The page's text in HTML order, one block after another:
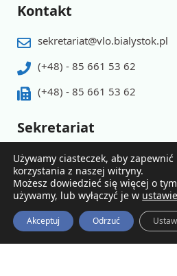
Kontakt
sekretariat@vlo.bialystok.pl
(+48) - 85 661 53 62
(+48) - 85 661 53 62
Sekretariat
Godziny pracy pn-pt 8.00 -
Używamy ciasteczek, aby
korzystania z naszej witryny.
Możesz dowiedzieć się więcej o
używamy, lub wyłączyć je w
Akceptuj Odrzuć